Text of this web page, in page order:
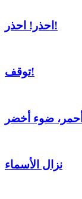
احذر! احذر!
توقف!
ضوء أخضر
نزال الأسماء